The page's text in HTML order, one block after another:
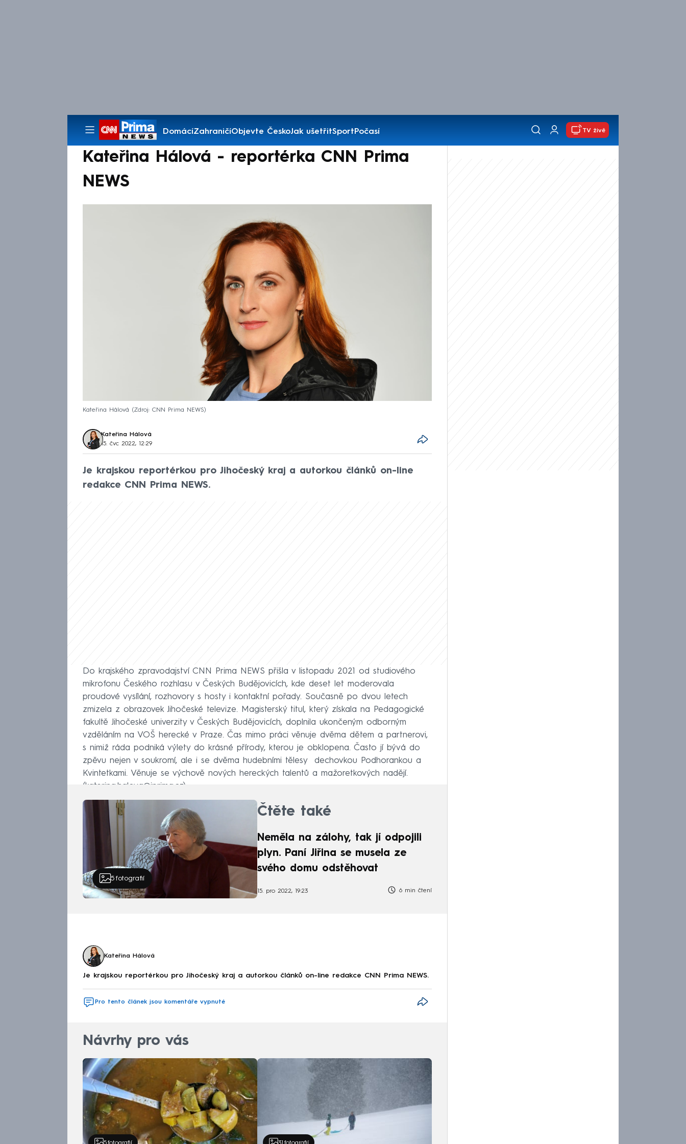
DomácíZahraničíObjevte ČeskoJak ušetřitSportPočasí
Pořady
TV živě
Kateřina Hálová - reportérka CNN Prima
NEWS
Kateřina Hálová Zdroj: CNN Prima NEWS
Kateřina Hálová
15. čvc 2022, 12:29
Je krajskou reportérkou pro Jihočeský kraj a autorkou článků on-line
redakce CNN Prima NEWS.
Do krajského zpravodajství CNN Prima NEWS přišla v listopadu 2021 od studiového
mikrofonu Českého rozhlasu v Českých Budějovicích, kde deset let moderovala
proudové vysílání, rozhovory s hosty i kontaktní pořady. Současně po dvou letech
zmizela z obrazovek Jihočeské televize. Magisterský titul, který získala na Pedagogické
fakultě Jihočeské univerzity v Českých Budějovicích, doplnila ukončeným odborným
vzděláním na VOŠ herecké v Praze. Čas mimo práci věnuje dvěma dětem a partnerovi,
s nimiž ráda podniká výlety do krásné přírody, kterou je obklopena. Často jí bývá do
zpěvu nejen v soukromí, ale i se dvěma hudebními tělesy dechovkou Podhorankou a
Kvintetkami. Věnuje se výchově nových hereckých talentů a mažoretkových nadějí.
(katerina.halova@iprima.cz)
5fotografií
Čtěte také
Neměla na zálohy, tak jí odpojili
plyn. Paní Jiřina se musela ze
svého domu odstěhovat
15. pro 2022, 19:23 6 min čtení
Kateřina Hálová
Je krajskou reportérkou pro Jihočeský kraj a autorkou článků on-line redakce CNN Prima NEWS.
Pro tento článek jsou komentáře vypnuté
Návrhy pro vás